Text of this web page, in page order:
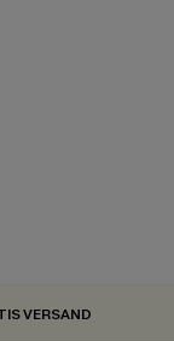
VERSAND